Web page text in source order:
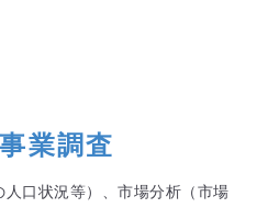
事業調査
口状況等）、市場分析（市場